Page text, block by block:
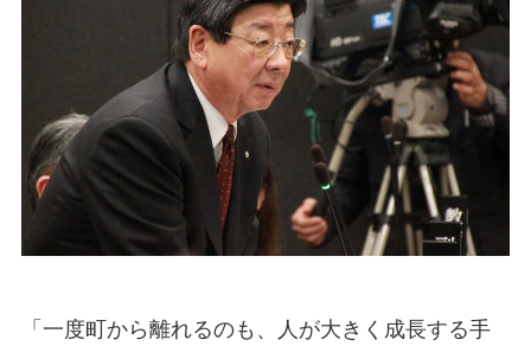
「一度町から離れるのも、人が大きく成長する手